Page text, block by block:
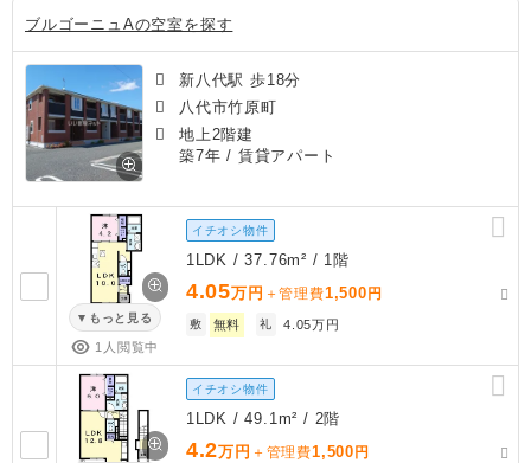
ブルゴーニュAの空室を探す
新八代駅 歩18分
八代市竹原町
地上2階建
築7年 / 賃貸アパート
もっと見る
1人閲覧中
イチオシ物件
1LDK / 37.76m² / 1階
4.05万円 ＋管理費1,500 円
敷 無料 礼 4.05万円
イチオシ物件
1LDK / 49.1m² / 2階
4.2万円 ＋管理費1,500 円